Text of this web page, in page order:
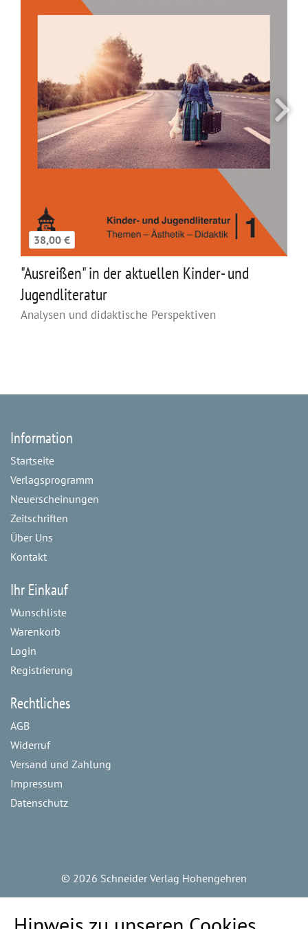
38,00 €
"Ausreißen" in der aktuellen Kinder- und
Jugendliteratur
Analysen und didaktische Perspektiven
Information
Startseite
Verlagsprogramm
Neuerscheinungen
Zeitschriften
Über Uns
Kontakt
Ihr Einkauf
Wunschliste
Warenkorb
Login
Registrierung
Rechtliches
AGB
Widerruf
Versand und Zahlung
Impressum
Datenschutz
© 2026 Schneider Verlag Hohengehren